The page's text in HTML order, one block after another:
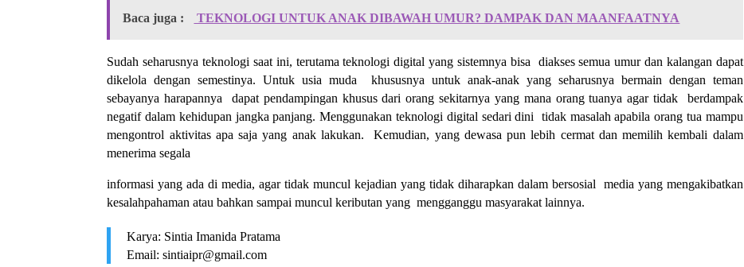
Baca juga : TEKNOLOGI UNTUK ANAK DIBAWAH UMUR? DAMPAK DAN MAANFAATNYA
Sudah seharusnya teknologi saat ini, terutama teknologi digital yang sistemnya bisa diakses semua umur dan kalangan dapat
dikelola dengan semestinya. Untuk usia muda khususnya untuk anak-anak yang seharusnya bermain dengan teman
sebayanya harapannya dapat pendampingan khusus dari orang sekitarnya yang mana orang tuanya agar tidak berdampak
negatif dalam kehidupan jangka panjang. Menggunakan teknologi digital sedari dini tidak masalah apabila orang tua mampu
mengontrol aktivitas apa saja yang anak lakukan. Kemudian, yang dewasa pun lebih cermat dan memilih kembali dalam
menerima segala
informasi yang ada di media, agar tidak muncul kejadian yang tidak diharapkan dalam bersosial media yang mengakibatkan
kesalahpahaman atau bahkan sampai muncul keributan yang mengganggu masyarakat lainnya.
Karya: Sintia Imanida Pratama
Email: sintiaipr@gmail.com